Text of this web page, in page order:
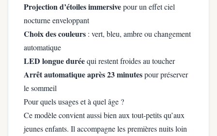
Projection d’étoiles immersivepour un effet ciel
nocturne enveloppant
Choix des couleurs : vert, bleu, ambre ou changement
automatique
LED longue duréequi restent froides au toucher
Arrêt automatique après 23 minutespour préserver
le sommeil
Pour quels usages et à quel âge ?
Ce modèle convient aussi bien aux tout-petits qu’aux
jeunes enfants. Il accompagne les premières nuits loin